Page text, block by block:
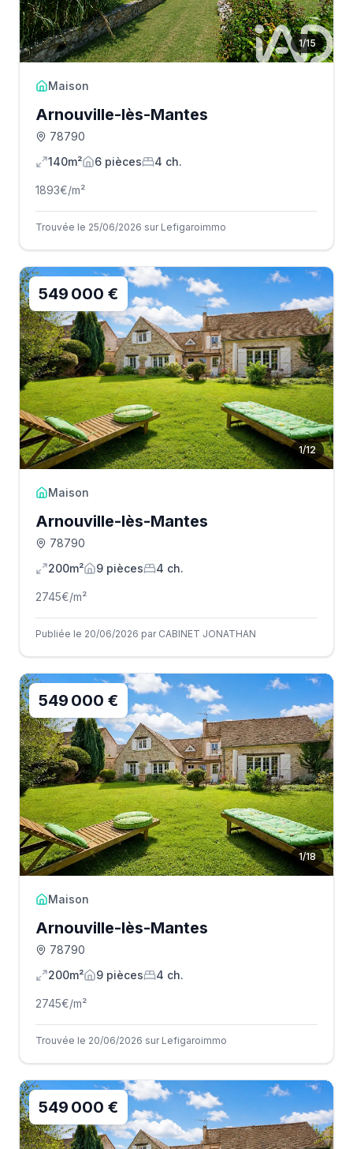
1/15
Maison
Arnouville-lès-Mantes
78790
140m²
6 pièces 4 ch.
1893€/m²
Trouvée le 25/06/2026 sur Lefigaroimmo
1/12
549 000 €
Maison
Arnouville-lès-Mantes
78790
200m²
9 pièces 4 ch.
2745€/m²
Publiée le 20/06/2026 par CABINET JONATHAN
1/18
549 000 €
Maison
Arnouville-lès-Mantes
78790
200m²
9 pièces 4 ch.
2745€/m²
Trouvée le 20/06/2026 sur Lefigaroimmo
549 000 €